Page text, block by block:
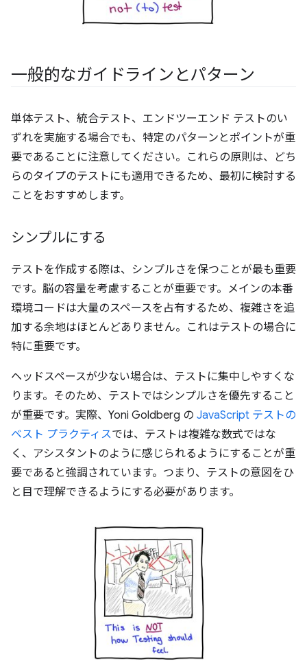
一般的なガイドラインとパターン
単体テスト、統合テスト、エンドツーエンド テストのい
ずれを実施する場合でも、特定のパターンとポイントが重
要であることに注意してください。これらの原則は、どち
らのタイプのテストにも適用できるため、最初に検討する
ことをおすすめします。
シンプルにする
テストを作成する際は、シンプルさを保つことが最も重要
です。脳の容量を考慮することが重要です。メインの本番
環境コードは大量のスペースを占有するため、複雑さを追
加する余地はほとんどありません。これはテストの場合に
特に重要です。
ヘッドスペースが少ない場合は、テストに集中しやすくな
ります。そのため、テストではシンプルさを優先すること
が重要です。実際、Yoni Goldberg の JavaScript テストの
ベスト プラクティスでは、テストは複雑な数式ではな
く、アシスタントのように感じられるようにすることが重
要であると強調されています。つまり、テストの意図をひ
と目で理解できるようにする必要があります。